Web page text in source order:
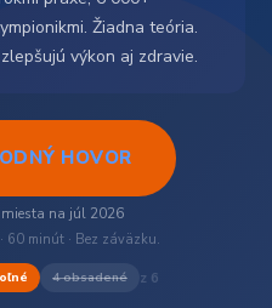
Žiadna teória.
výkon aj zdravie.
HOVOR
na júl 2026
60 minút · Bez záväzku.
4 obsadené z 6